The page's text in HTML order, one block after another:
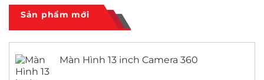
Hình
Outlander
Sản phẩm mới
Màn Hình 13 inch Camera 360